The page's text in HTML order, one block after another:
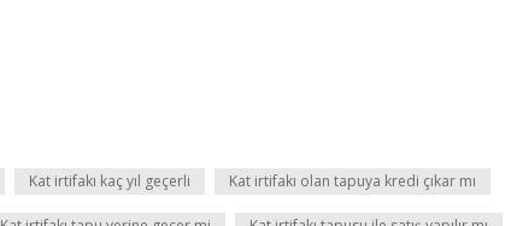
Kat irtifakı kaç yıl geçerli Kat irtifakı olan tapuya kredi çıkar mı